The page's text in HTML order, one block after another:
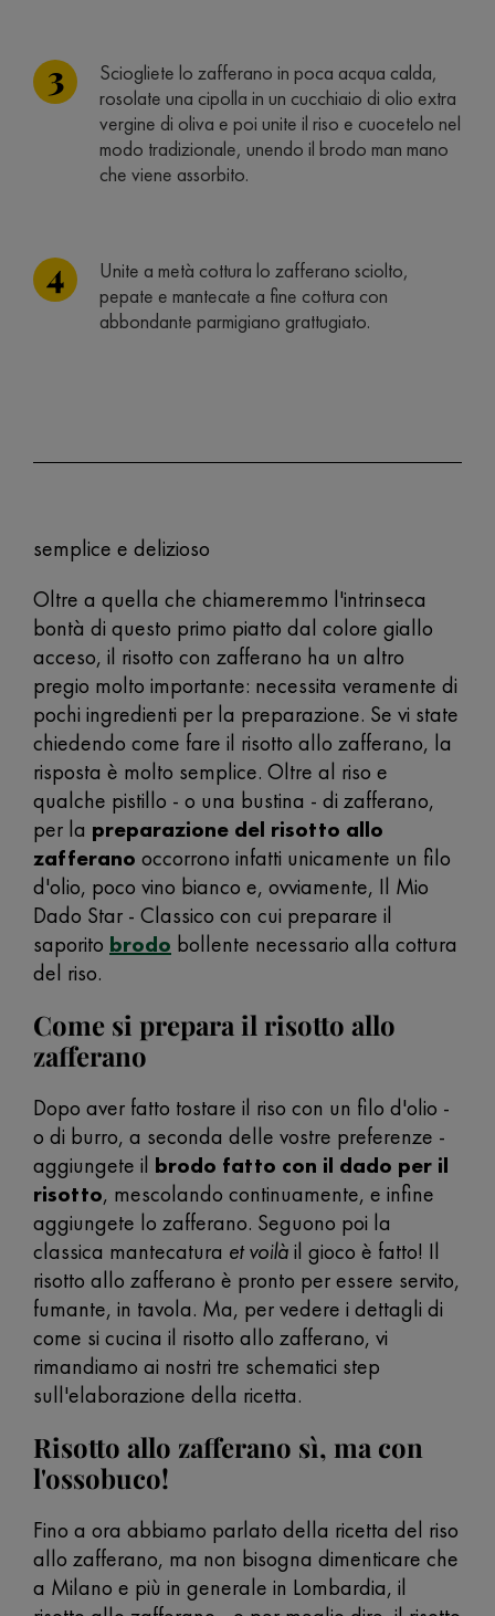
Sciogliete lo zafferano in poca acqua calda,
rosolate una cipolla in un cucchiaio di olio extra
vergine di oliva e poi unite il riso e cuocetelo nel
modo tradizionale, unendo il brodo man mano
che viene assorbito.
Unite a metà cottura lo zafferano sciolto,
pepate e mantecate a fine cottura con
abbondante parmigiano grattugiato.
semplice e delizioso
Oltre a quella che chiameremmo l'intrinseca
bontà di questo primo piatto dal colore giallo
acceso, il risotto con zafferano ha un altro
pregio molto importante: necessita veramente di
pochi ingredienti per la preparazione. Se vi state
chiedendo come fare il risotto allo zafferano, la
risposta è molto semplice. Oltre al riso e
qualche pistillo - o una bustina - di zafferano,
per la preparazione del risotto allo
zafferano occorrono infatti unicamente un filo
d'olio, poco vino bianco e, ovviamente, Il Mio
Dado Star - Classico con cui preparare il
saporito brodo bollente necessario alla cottura
del riso.
Come si prepara il risotto allo
zafferano
Dopo aver fatto tostare il riso con un filo d'olio -
o di burro, a seconda delle vostre preferenze -
aggiungete il brodo fatto con il dado per il
risotto, mescolando continuamente, e infine
aggiungete lo zafferano. Seguono poi la
classica mantecatura et voilàil gioco è fatto! Il
risotto allo zafferano è pronto per essere servito,
fumante, in tavola. Ma, per vedere i dettagli di
come si cucina il risotto allo zafferano, vi
rimandiamo ai nostri tre schematici step
sull'elaborazione della ricetta.
Risotto allo zafferano sì, ma con
l'ossobuco!
Fino a ora abbiamo parlato della ricetta del riso
allo zafferano, ma non bisogna dimenticare che
a Milano e più in generale in Lombardia, il